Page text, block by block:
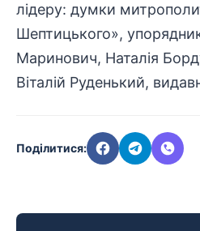
лідеру: думки
Шептицького»,
Маринович, Наталія
Віталій Руденький,
Поділитися: